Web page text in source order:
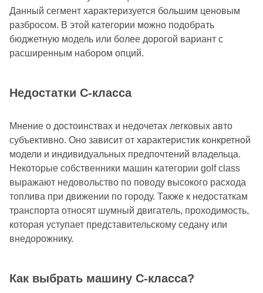
Данный сегмент характеризуется большим ценовым
разбросом. В этой категории можно подобрать
бюджетную модель или более дорогой вариант с
расширенным набором опций.
Недостатки С-класса
Мнение о достоинствах и недочетах легковых авто
субъективно. Оно зависит от характеристик конкретной
модели и индивидуальных предпочтений владельца.
Некоторые собственники машин категории golf class
выражают недовольство по поводу высокого расхода
топлива при движении по городу. Также к недостаткам
транспорта относят шумный двигатель, проходимость,
которая уступает представительскому седану или
внедорожнику.
Как выбрать машину С-класса?